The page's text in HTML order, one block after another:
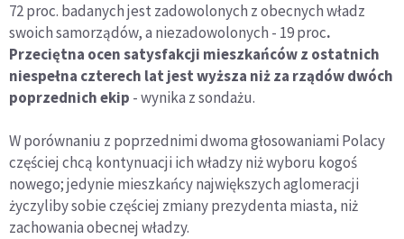
72 proc. badanych jest zadowolonych z obecnych władz
swoich samorządów, a niezadowolonych - 19 proc.
Przeciętna ocen satysfakcji mieszkańców z ostatnich
niespełna czterech lat jest wyższa niż za rządów dwóch
poprzednich ekip - wynika z sondażu.
W porównaniu z poprzednimi dwoma głosowaniami Polacy
częściej chcą kontynuacji ich władzy niż wyboru kogoś
nowego; jedynie mieszkańcy największych aglomeracji
życzyliby sobie częściej zmiany prezydenta miasta, niż
zachowania obecnej władzy.